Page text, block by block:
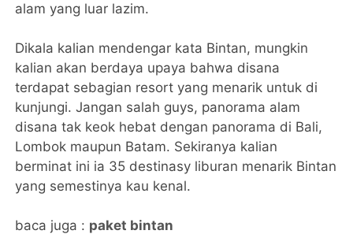
alam yang luar lazim.
Dikala kalian mendengar kata Bintan, mungkin
kalian akan berdaya upaya bahwa disana
terdapat sebagian resort yang menarik untuk di
kunjungi. Jangan salah guys, panorama alam
disana tak keok hebat dengan panorama di Bali,
Lombok maupun Batam. Sekiranya kalian
berminat ini ia 35 destinasy liburan menarik Bintan
yang semestinya kau kenal.
baca juga : paket bintan